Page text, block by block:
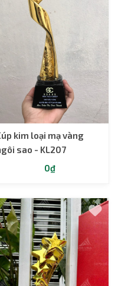
kim loại mạ vàng
sao - KL207
0₫